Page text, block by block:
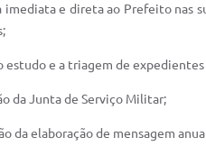
imediata e direta ao Prefeito nas
estudo e a triagem de
da Junta de Serviço Militar;
da elaboração de mensagem